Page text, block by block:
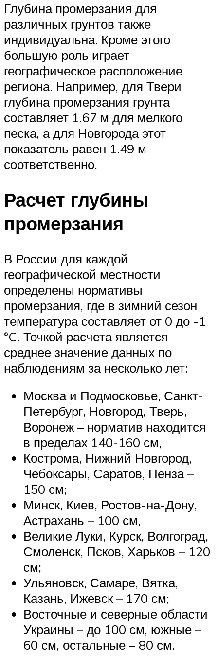
Глубина промерзания для
различных грунтов также
индивидуальна. Кроме этого
большую роль играет
географическое расположение
региона. Например, для Твери
глубина промерзания грунта
составляет 1.67 м для мелкого
песка, а для Новгорода этот
показатель равен 1.49 м
соответственно.
Расчет глубины
промерзания
В России для каждой
географической местности
определены нормативы
промерзания, где в зимний сезон
температура составляет от 0 до -1
°C. Точкой расчета является
среднее значение данных по
наблюдениям за несколько лет:
Москва и Подмосковье, Санкт-
Петербург, Новгород, Тверь,
Воронеж – норматив находится
в пределах 140-160 см,
Кострома, Нижний Новгород,
Чебоксары, Саратов, Пенза –
150 см;
Минск, Киев, Ростов-на-Дону,
Астрахань – 100 см,
Великие Луки, Курск, Волгоград,
Смоленск, Псков, Харьков – 120
см;
Ульяновск, Самаре, Вятка,
Казань, Ижевск – 170 см;
Восточные и северные области
Украины – до 100 см, южные –
60 см, остальные – 80 см.